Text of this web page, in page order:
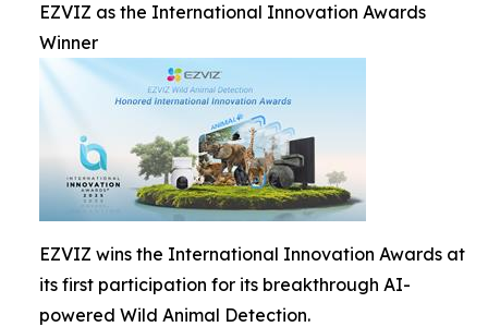
EZVIZ as the International Innovation Awards
Winner
EZVIZ wins the International Innovation Awards at
its first participation for its breakthrough AI-
powered Wild Animal Detection.